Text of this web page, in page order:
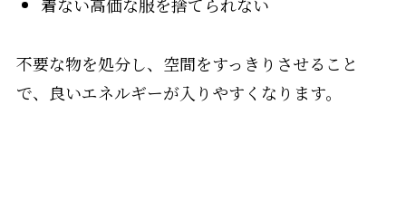
不要な物を処分し、空間をすっきりさせること
で、良いエネルギーが入りやすくなります。